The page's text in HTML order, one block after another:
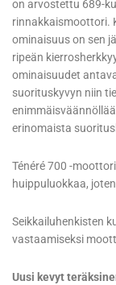
on arvostettu 689-
rinnakkaismoottori.
ominaisuus on sen
ripeän
ominaisuudet
suorituskyvyn niin
erinomaista
Ténéré 700 -
huippuluokkaa,
Seikkailuhenkisten
vastaamiseksi
Uusi kevyt